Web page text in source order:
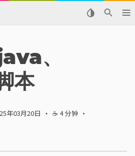
、
本
年03月20日 · ☕ 4 分钟 ·